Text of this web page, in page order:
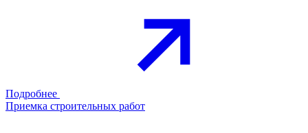
Подробнее
Приемка строительных работ